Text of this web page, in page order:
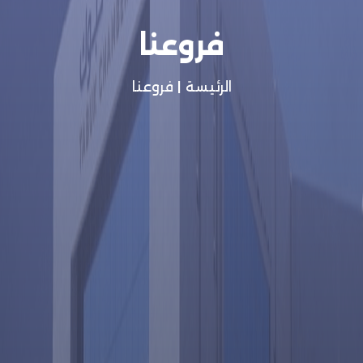
فروعنا
الرئيسة فروعنا